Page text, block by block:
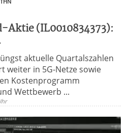
Aktie (IL0010834373):
aktuelle Quartalszahlen
weiter in 5G-Netze sowie
Kostenprogramm
Wettbewerb ...